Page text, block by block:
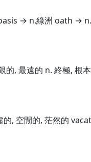
→ n.綠洲 oath →
, 最遠的 n. 終極, 根
, 空閒的, 茫然的